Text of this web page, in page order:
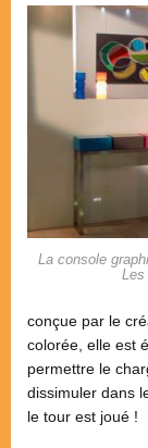
La console
Les
conçue par le
colorée, elle est
permettre le
dissimuler dans
le tour est joué !